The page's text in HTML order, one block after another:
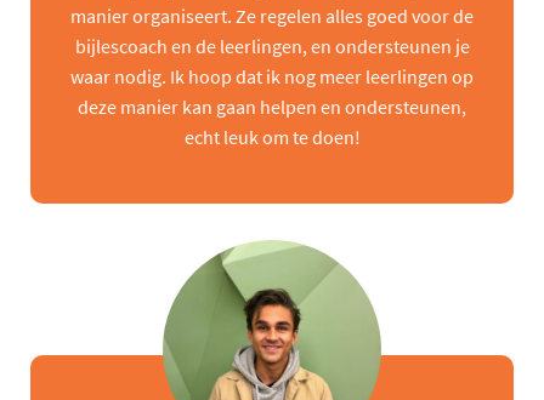
manier organiseert. Ze regelen alles goed voor de
bijlescoach en de leerlingen, en ondersteunen je
waar nodig. Ik hoop dat ik nog meer leerlingen op
deze manier kan gaan helpen en ondersteunen,
echt leuk om te doen!